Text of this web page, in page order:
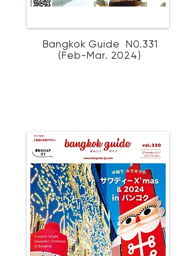
Bangkok Guide N0.331
(Feb-Mar. 2024)